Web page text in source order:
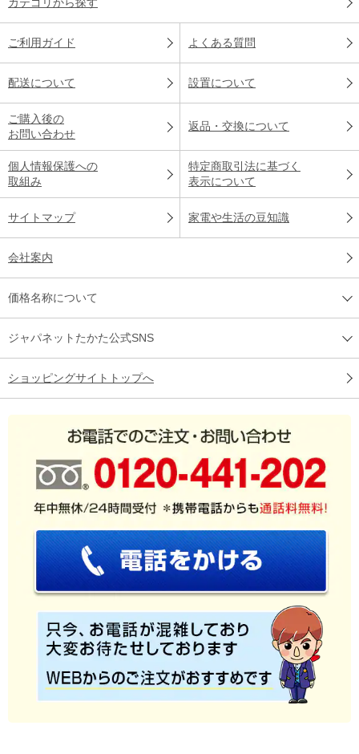
ご利用ガイド よくある質問
配送について 設置について
ご購入後の
お問い合わせ
返品・交換について
個人情報保護への
取組み
特定商取引法に基づく
表示について
サイトマップ 家電や生活の豆知識
会社案内
価格名称について
ジャパネットたかた公式SNS
ショッピングサイトトップへ